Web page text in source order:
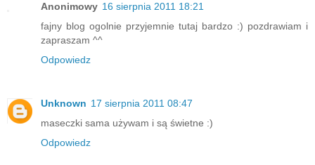
Anonimowy 16 sierpnia 2011 18:21
fajny blog ogolnie przyjemnie tutaj bardzo :) pozdrawiam i
zapraszam ^^
Odpowiedz
Unknown 17 sierpnia 2011 08:47
maseczki sama używam i są świetne :)
Odpowiedz